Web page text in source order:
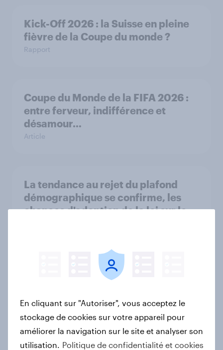
Kick-Off 2026 : la Suisse en pleine
fièvre de la Coupe du monde ?
Rapport
Coupe du Monde de la FIFA 2026 :
entre ferveur, indifférence et
désamour…
Article
La tendance au rejet du plafond
démographique se confirme, les
chances d'adoption de la loi sur le
French Days 2026 : un parcours
d’achat digital first pour un
événement encore en quête de
singularité
Article
En cliquant sur "Autoriser", vous acceptez le
stockage de cookies sur votre appareil pour
améliorer la navigation sur le site et analyser son
utilisation.
Politique de confidentialité et cookies